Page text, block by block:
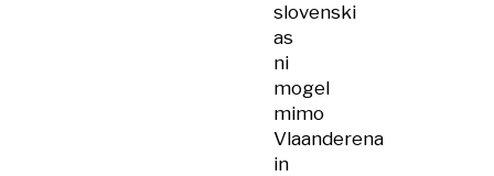
slovenski
as
ni
mogel
mimo
Vlaanderena
in